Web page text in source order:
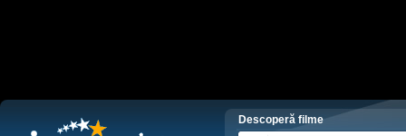
Descoperă filme